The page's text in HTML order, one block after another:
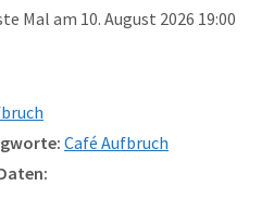
Mal am 10. August 2026 19:00
Café Aufbruch